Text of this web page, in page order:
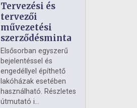
Tervezési és
tervezői
művezetési
szerződésminta
Elsősorban egyszerű
bejelentéssel és
engedéllyel építhető
lakóházak esetében
használható. Részletes
útmutató i...